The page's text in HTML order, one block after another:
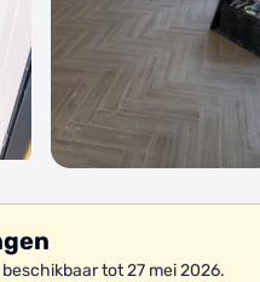
tot 27 mei 2026.